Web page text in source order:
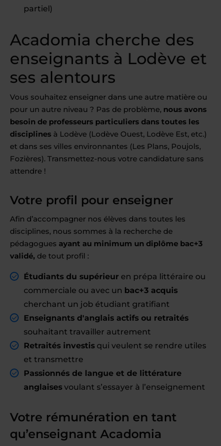
partiel)
Acadomia cherche des
enseignants à Lodève et
ses alentours
Vous souhaitez enseigner dans une autre matière ou
pour un autre niveau ? Pas de problème, nous avons
besoin de professeurs particuliers dans toutes les
disciplines à Lodève (Lodève Ouest, Lodève Est, etc.)
et dans ses villes environnantes (Les Plans, Poujols,
Fozières). Transmettez-nous votre candidature sans
attendre !
Votre profil pour enseigner
Afin d’accompagner nos élèves dans toutes les
disciplines, nous sommes à la recherche de
pédagogues ayant au minimum un diplôme bac+3
validé, de tout profil :
Étudiants du supérieur en prépa littéraire ou
commerciale ou avec un bac+3 acquis
cherchant un job étudiant gratifiant
Enseignants d'anglais actifs ou retraités
souhaitant travailler autrement
Retraités investis qui veulent se rendre utiles
et transmettre
Passionnés de langue et de littérature
anglaises voulant s’essayer à l’enseignement
Votre rémunération en tant
qu’enseignant Acadomia